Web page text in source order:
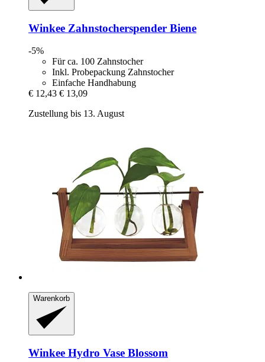
Winkee Zahnstocherspender Biene
-5%
Für ca. 100 Zahnstocher
Inkl. Probepackung Zahnstocher
Einfache Handhabung
€ 12,43 € 13,09
Zustellung bis 13. August
Warenkorb
Winkee Hydro Vase Blossom